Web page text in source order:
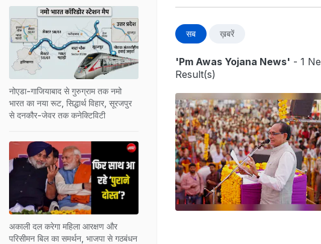
सब ख़बरें
'Pm Awas Yojana News' - 1
Result(s)
नोएडा-गाजियाबाद से गुरुग्राम तक नमो
भारत का नया रूट, सिद्धार्थ विहार, सूरजपुर
से दनकौर-जेवर तक कनेक्टिविटी
अकाली दल करेगा महिला आरक्षण और
परिसीमन बिल का समर्थन, भाजपा से गठबंधन